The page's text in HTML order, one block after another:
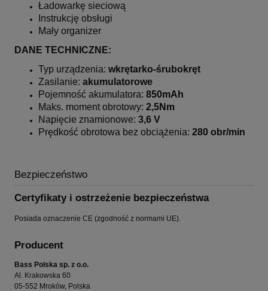
Ładowarkę sieciową
Instrukcję obsługi
Mały organizer
DANE TECHNICZNE:
Typ urządzenia: wkrętarko-śrubokręt
Zasilanie: akumulatorowe
Pojemność akumulatora: 850mAh
Maks. moment obrotowy: 2,5Nm
Napięcie znamionowe: 3,6 V
Prędkość obrotowa bez obciążenia: 280 obr/min
Bezpieczeństwo
Certyfikaty i ostrzeżenie bezpieczeństwa
Posiada oznaczenie CE (zgodność z normami UE).
Producent
Bass Polska sp. z o.o.
Al. Krakowska 60
05-552 Mroków, Polska